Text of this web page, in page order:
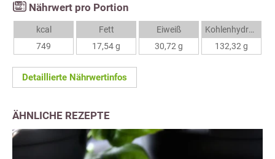
Nährwert pro Portion
kcal
749
Fett
17,54 g
Eiweiß
30,72 g
Kohlenhydrate
132,32 g
Detaillierte Nährwertinfos
ÄHNLICHE REZEPTE